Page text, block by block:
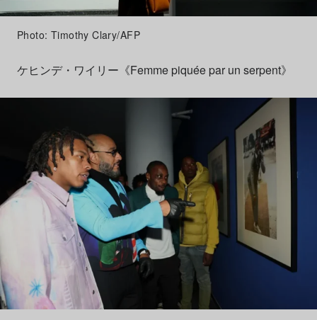
Photo: Timothy Clary/AFP
ケヒンデ・ワイリー《Femme piquée par un serpent》